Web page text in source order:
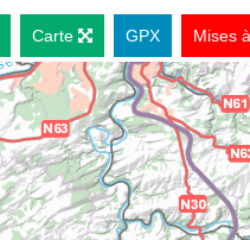
Carte GPX Mises